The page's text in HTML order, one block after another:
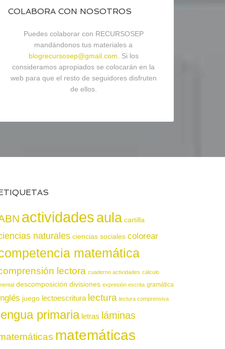
COLABORA CON NOSOTROS
Puedes colaborar con RECURSOSEP
mandándonos tus materiales a
blogrecursosep@gmail.com . Si los
consideramos apropiados se colocarán en la
web para que el resto de seguidores disfruten
de ellos.
actividadesaula cartilla
naturales ciencias sociales colorear
matemática
lectora cuaderno actividades cálculo
descomposición divisiones expresión escrita gramática
juego lectoescritura lectura lectura comprensiva
primaria letras láminas
matemáticas